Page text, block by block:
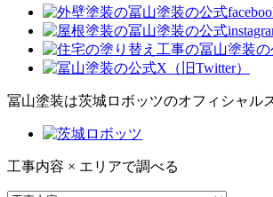
冨山塗装は茨城ロボッツのオフィシャル
工事内容 × エリアで調べる